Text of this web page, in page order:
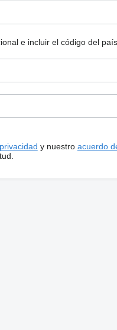
e incluir el código del país.
y nuestro acuerdo